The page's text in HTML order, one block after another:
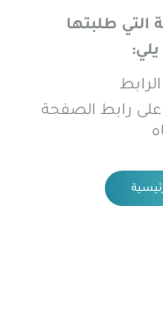
التي طلبتها
على رابط الصفحة